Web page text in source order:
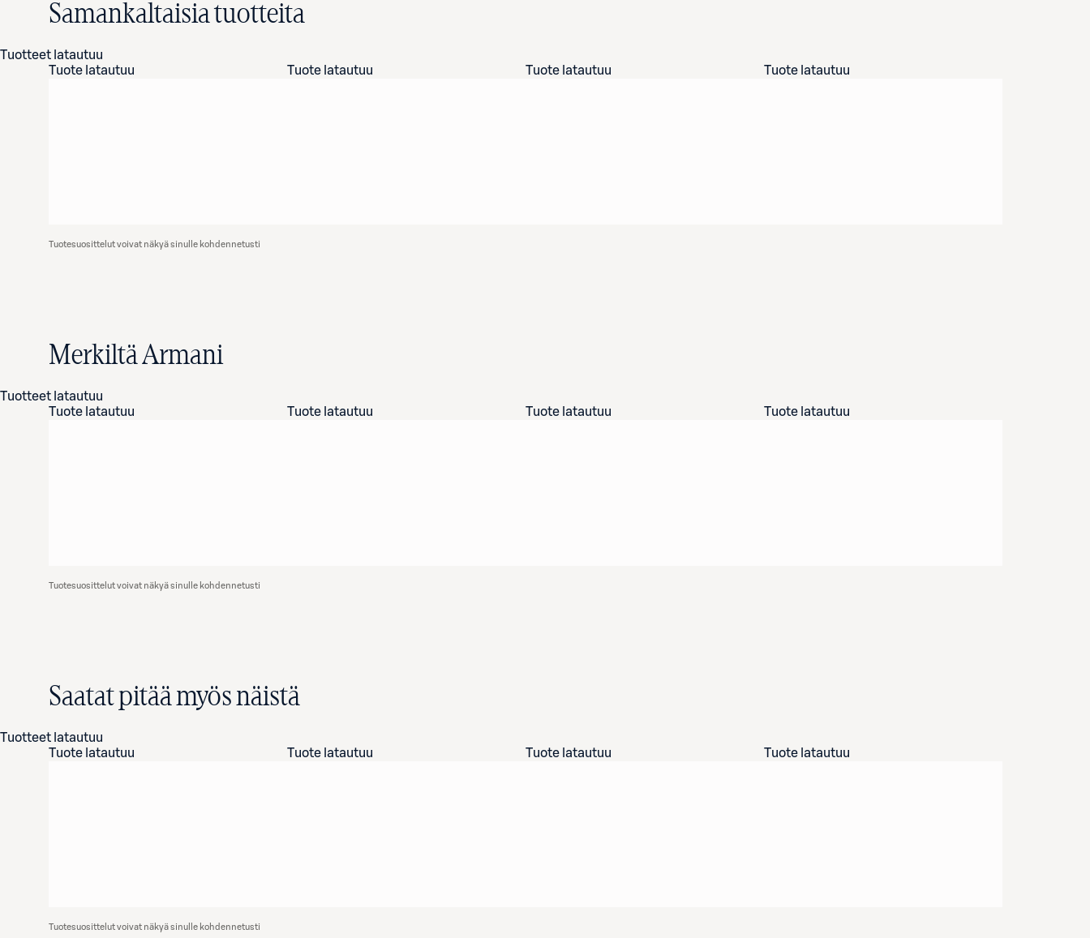
Samankaltaisia tuotteita
Tuotteet latautuu
Tuote latautuu
Tuote latautuu Tuote latautuu Tuote latautuu
Tuotesuosittelut voivat näkyä sinulle kohdennetusti
Merkiltä Armani
Tuotteet latautuu
Tuote latautuu
Tuote latautuu Tuote latautuu Tuote latautuu
Tuotesuosittelut voivat näkyä sinulle kohdennetusti
Saatat pitää myös näistä
Tuotteet latautuu
Tuote latautuu
Tuote latautuu Tuote latautuu Tuote latautuu
Tuotesuosittelut voivat näkyä sinulle kohdennetusti